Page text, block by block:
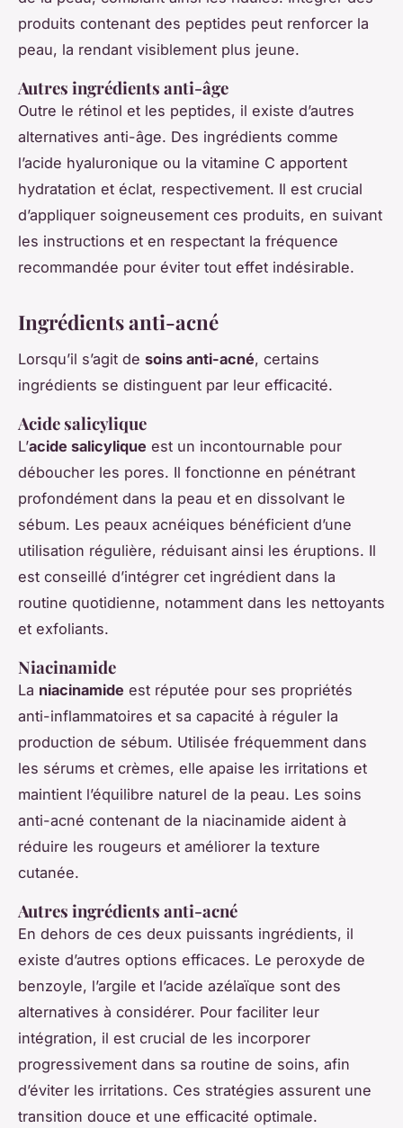
produits contenant des peptides peut renforcer la
peau, la rendant visiblement plus jeune.
Autres ingrédients anti-âge
Outre le rétinol et les peptides, il existe d’autres
alternatives anti-âge. Des ingrédients comme
l’acide hyaluronique ou la vitamine C apportent
hydratation et éclat, respectivement. Il est crucial
d’appliquer soigneusement ces produits, en suivant
les instructions et en respectant la fréquence
recommandée pour éviter tout effet indésirable.
Ingrédients anti-acné
Lorsqu’il s’agit de soins anti-acné, certains
ingrédients se distinguent par leur efficacité.
Acide salicylique
L’acide salicylique est un incontournable pour
déboucher les pores. Il fonctionne en pénétrant
profondément dans la peau et en dissolvant le
sébum. Les peaux acnéiques bénéficient d’une
utilisation régulière, réduisant ainsi les éruptions. Il
est conseillé d’intégrer cet ingrédient dans la
routine quotidienne, notamment dans les nettoyants
et exfoliants.
Niacinamide
La niacinamide est réputée pour ses propriétés
anti-inflammatoires et sa capacité à réguler la
production de sébum. Utilisée fréquemment dans
les sérums et crèmes, elle apaise les irritations et
maintient l’équilibre naturel de la peau. Les soins
anti-acné contenant de la niacinamide aident à
réduire les rougeurs et améliorer la texture
cutanée.
Autres ingrédients anti-acné
En dehors de ces deux puissants ingrédients, il
existe d’autres options efficaces. Le peroxyde de
benzoyle, l’argile et l’acide azélaïque sont des
alternatives à considérer. Pour faciliter leur
intégration, il est crucial de les incorporer
progressivement dans sa routine de soins, afin
d’éviter les irritations. Ces stratégies assurent une
transition douce et une efficacité optimale.